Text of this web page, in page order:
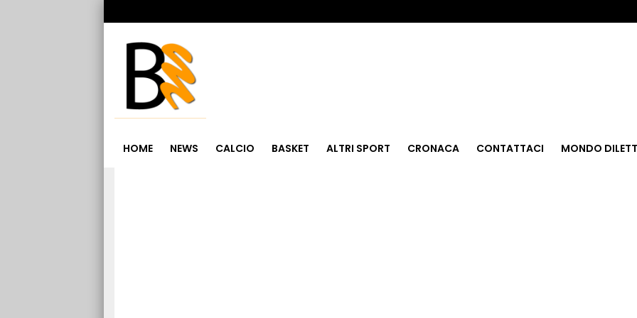
HOME NEWS CALCIO BASKET ALTRI SPORT CRONACA CONTATTACI MONDO